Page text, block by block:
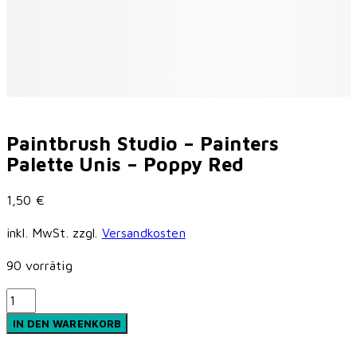
Paintbrush Studio – Painters
Palette Unis – Poppy Red
1,50 €
inkl. MwSt. zzgl. Versandkosten
90 vorrätig
Paintbrush
Studio
-
IN DEN WARENKORB